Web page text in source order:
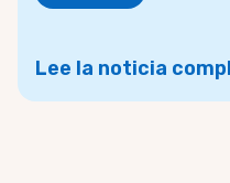
Lee la noticia